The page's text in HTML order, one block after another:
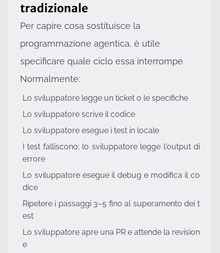
tradizionale
Per capire cosa sostituisce la
programmazione agentica, è utile
specificare quale ciclo essa interrompe.
Normalmente:
Lo sviluppatore legge un ticket o le specifiche
Lo sviluppatore scrive il codice
Lo sviluppatore esegue i test in locale
I test falliscono; lo sviluppatore legge l'output di
errore
Lo sviluppatore esegue il debug e modifica il co
dice
Ripetere i passaggi 3–5 fino al superamento dei t
est
Lo sviluppatore apre una PR e attende la revision
e